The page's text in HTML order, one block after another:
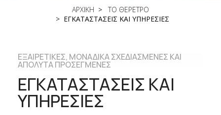
ΑΡΧΙΚΗ
ΤΟ ΘΕΡΕΤΡΟ
ΕΓΚΑΤΑΣΤΑΣΕΙΣ ΚΑΙ ΥΠΗΡΕΣΙΕΣ
ΕΞΑΙΡΕΤΙΚΈΣ, ΜΟΝΑΔΙΚΆ ΣΧΕΔΙΑΣΜΈΝΕΣ ΚΑΙ
ΑΠΌΛΥΤΑ ΠΡΟΣΕΓΜΈΝΕΣ
ΕΓΚΑΤΑΣΤΑΣΕΙΣ ΚΑΙ
ΥΠΗΡΕΣΙΕΣ